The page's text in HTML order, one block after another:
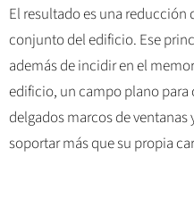
El resultado es una reducción
conjunto del edificio. Ese
además de incidir en el
edificio, un campo plano para
delgados marcos de
soportar más que su propia